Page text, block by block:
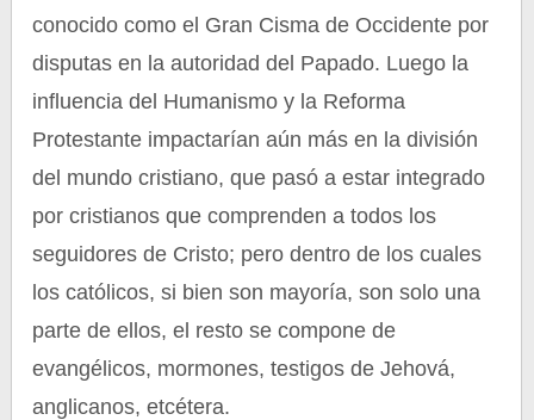
conocido como el Gran Cisma de Occidente por
disputas en la autoridad del Papado. Luego la
influencia del Humanismo y la Reforma
Protestante impactarían aún más en la división
del mundo cristiano, que pasó a estar integrado
por cristianos que comprenden a todos los
seguidores de Cristo; pero dentro de los cuales
los católicos, si bien son mayoría, son solo una
parte de ellos, el resto se compone de
evangélicos, mormones, testigos de Jehová,
anglicanos, etcétera.